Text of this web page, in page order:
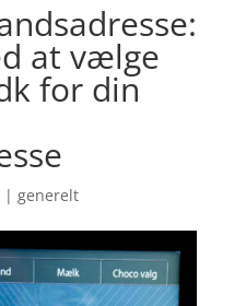
at vælge
for din
| generelt